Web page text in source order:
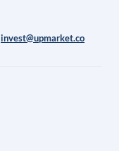
invest@upmarket.co